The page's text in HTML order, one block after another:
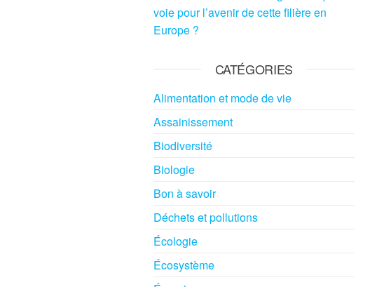
voie pour l’avenir de cette filière en
Europe ?
CATÉGORIES
Alimentation et mode de vie
Assainissement
Biodiversité
Biologie
Bon à savoir
Déchets et pollutions
Écologie
Écosystème